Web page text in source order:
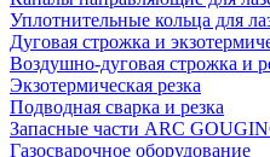
Уплотнительные кольца для
Дуговая строжка и
Воздушно-дуговая строжка и
Экзотермическая резка
Подводная сварка и резка
Запасные части ARC
Газосварочное оборудование